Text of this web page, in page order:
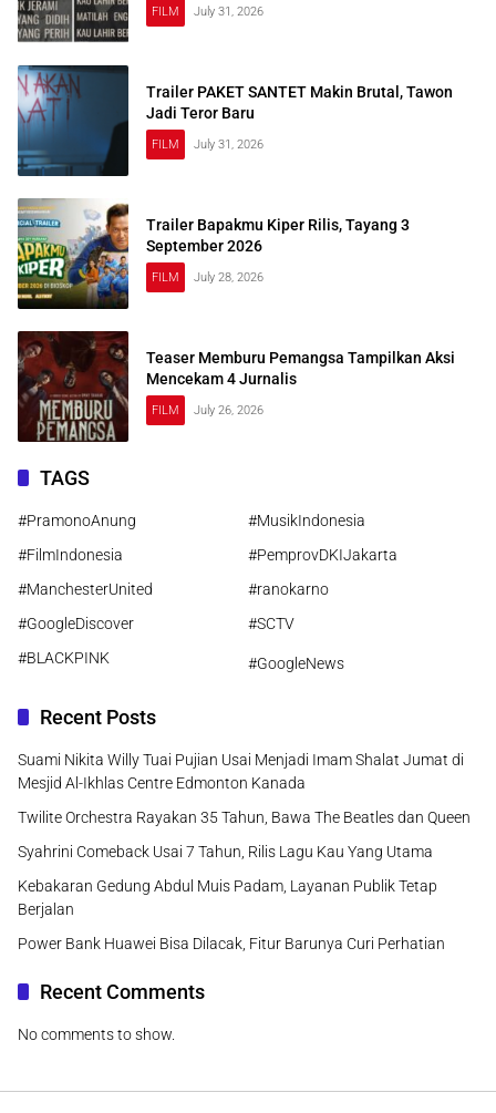
FILM July 31, 2026
Trailer PAKET SANTET Makin Brutal, Tawon
Jadi Teror Baru
FILM July 31, 2026
Trailer Bapakmu Kiper Rilis, Tayang 3
September 2026
FILM July 28, 2026
Teaser Memburu Pemangsa Tampilkan Aksi
Mencekam 4 Jurnalis
FILM July 26, 2026
TAGS
#PramonoAnung
#MusikIndonesia
#FilmIndonesia
#PemprovDKIJakarta
#ManchesterUnited
#ranokarno
#GoogleDiscover
#SCTV
#BLACKPINK
#GoogleNews
Recent Posts
Suami Nikita Willy Tuai Pujian Usai Menjadi Imam Shalat Jumat di
Mesjid Al-Ikhlas Centre Edmonton Kanada
Twilite Orchestra Rayakan 35 Tahun, Bawa The Beatles dan Queen
Syahrini Comeback Usai 7 Tahun, Rilis Lagu Kau Yang Utama
Kebakaran Gedung Abdul Muis Padam, Layanan Publik Tetap
Berjalan
Power Bank Huawei Bisa Dilacak, Fitur Barunya Curi Perhatian
Recent Comments
No comments to show.